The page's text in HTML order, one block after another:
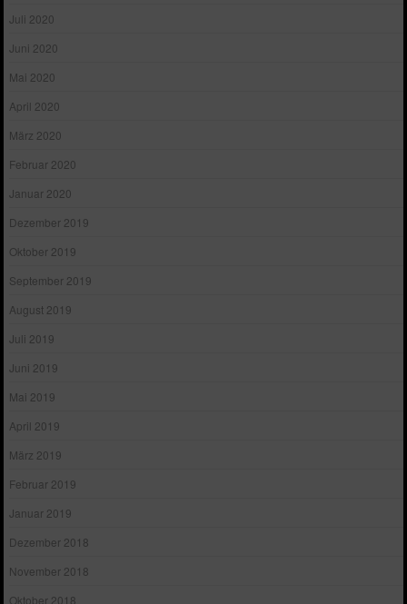
Juli 2020
Juni 2020
Mai 2020
April 2020
März 2020
Februar 2020
Januar 2020
Dezember 2019
Oktober 2019
September 2019
August 2019
Juli 2019
Juni 2019
Mai 2019
April 2019
März 2019
Februar 2019
Januar 2019
Dezember 2018
November 2018
Oktober 2018